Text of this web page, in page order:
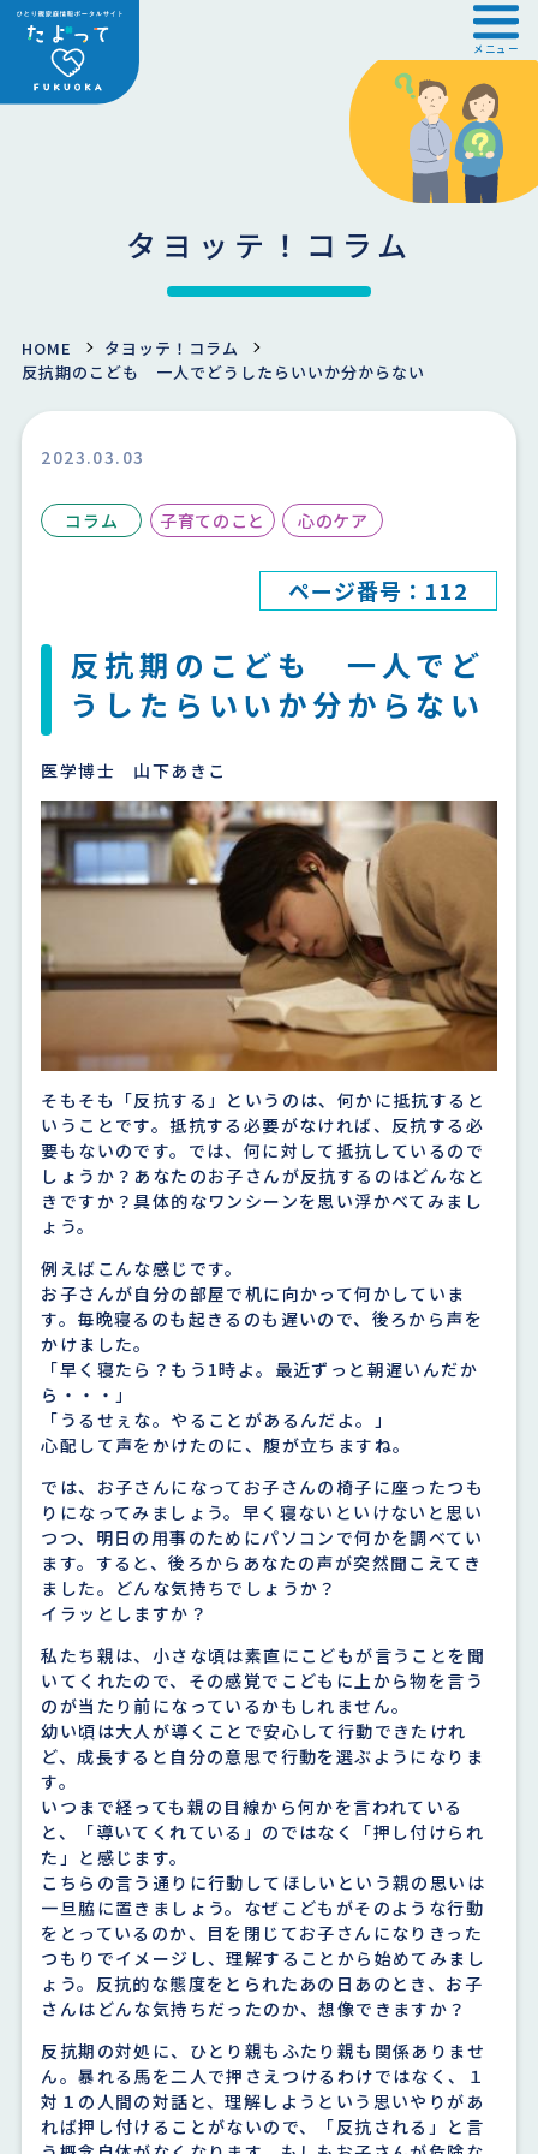
メニュー
タヨッテ！コラム
HOME
タヨッテ！コラム
反抗期のこども 一人でどうしたらいいか分からない
2023.03.03
コラム 子育てのこと 心のケア
ページ番号：112
反抗期のこども 一人でど
うしたらいいか分からない
医学博士 山下あきこ
そもそも「反抗する」というのは、何かに抵抗すると
いうことです。抵抗する必要がなければ、反抗する必
要もないのです。では、何に対して抵抗しているので
しょうか？あなたのお子さんが反抗するのはどんなと
きですか？具体的なワンシーンを思い浮かべてみまし
ょう。
例えばこんな感じです。
お子さんが自分の部屋で机に向かって何かしていま
す。毎晩寝るのも起きるのも遅いので、後ろから声を
かけました。
「早く寝たら？もう1時よ。最近ずっと朝遅いんだか
ら・・・」
「うるせぇな。やることがあるんだよ。」
心配して声をかけたのに、腹が立ちますね。
では、お子さんになってお子さんの椅子に座ったつも
りになってみましょう。早く寝ないといけないと思い
つつ、明日の用事のためにパソコンで何かを調べてい
ます。すると、後ろからあなたの声が突然聞こえてき
ました。どんな気持ちでしょうか？
イラッとしますか？
私たち親は、小さな頃は素直にこどもが言うことを聞
いてくれたので、その感覚でこどもに上から物を言う
のが当たり前になっているかもしれません。
幼い頃は大人が導くことで安心して行動できたけれ
ど、成長すると自分の意思で行動を選ぶようになりま
す。
いつまで経っても親の目線から何かを言われている
と、「導いてくれている」のではなく「押し付けられ
た」と感じます。
こちらの言う通りに行動してほしいという親の思いは
一旦脇に置きましょう。なぜこどもがそのような行動
をとっているのか、目を閉じてお子さんになりきった
つもりでイメージし、理解することから始めてみまし
ょう。反抗的な態度をとられたあの日あのとき、お子
さんはどんな気持ちだったのか、想像できますか？
反抗期の対処に、ひとり親もふたり親も関係ありませ
ん。暴れる馬を二人で押さえつけるわけではなく、１
対１の人間の対話と、理解しようという思いやりがあ
れば押し付けることがないので、「反抗される」と言